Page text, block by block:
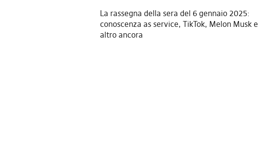
La rassegna della sera del 6 gennaio 2025:
conoscenza as service, TikTok, Melon Musk e
altro ancora